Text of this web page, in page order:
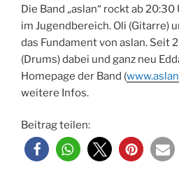
Die Band „aslan“ rockt ab
im Jugendbereich. Oli (Gitarre)
das Fundament von aslan. Seit
(Drums) dabei und ganz neu
Homepage der Band (
weitere Infos.
Beitrag teilen: